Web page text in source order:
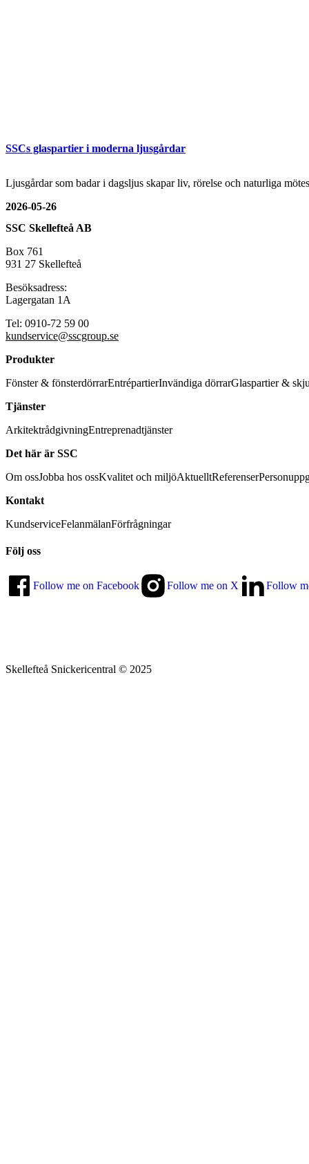
SSCs glaspartier i moderna ljusgårdar
Ljusgårdar som badar i dagsljus skapar liv, rörelse och naturliga
2026-05-26
SSC Skellefteå AB
Box 761
931 27 Skellefteå
Besöksadress:
Lagergatan 1A
Tel: 0910-72 59 00
kundservice@sscgroup.se
Produkter
Fönster & fönsterdörrarEntrépartierInvändiga dörrarGlaspartier &
Tjänster
ArkitektrådgivningEntreprenadtjänster
Det här är SSC
Om ossJobba hos ossKvalitet och miljöAktuelltReferenser
Kontakt
KundserviceFelanmälanFörfrågningar
Följ oss
Follow me on Facebook Follow me on X Follow
Skellefteå Snickericentral © 2025